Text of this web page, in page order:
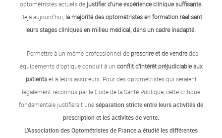
optométristes actuels de justifier d’une expérience clinique suffisante.
Déjà aujourd'hui,la majorité des optométristes en formation réalisent
leurs stages cliniques en milieu médical, dans un cadre inadapté.
- Permettre à un même professionnel de prescrire et de vendredes
équipements d’optique conduit à un conflit d’intérêt préjudiciable aux
patientset à leurs assureurs. Pour des optométristes qui seraient
légalement reconnus par le Code de la Santé Publique, cette critique
fondamentale justifierait uneséparation stricte entre leurs activités de
prescription et les activités de vente.
L’Association des Optométristes de France a étudié les différentes